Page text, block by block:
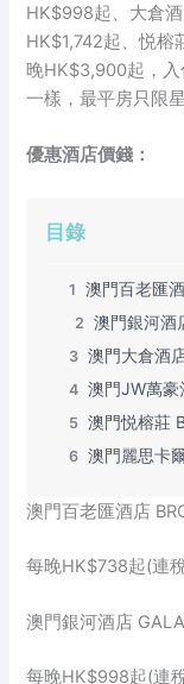
HK$998起、大倉
HK$1,742起、悦
晚HK$3,900起，
一樣，最平房只限
優惠酒店價錢：
目錄
1 澳門百老匯
2 澳門銀河酒
3 澳門大倉酒
4 澳門JW萬豪
5 澳門悦榕莊
6 澳門麗思卡
澳門百老匯酒店
每晚HK$738起(連
澳門銀河酒店
每晚HK$998起(連